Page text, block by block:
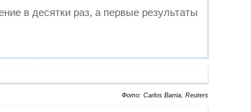
в десятки раз, а первые результаты
Фото: Carlos Barria, Reuters